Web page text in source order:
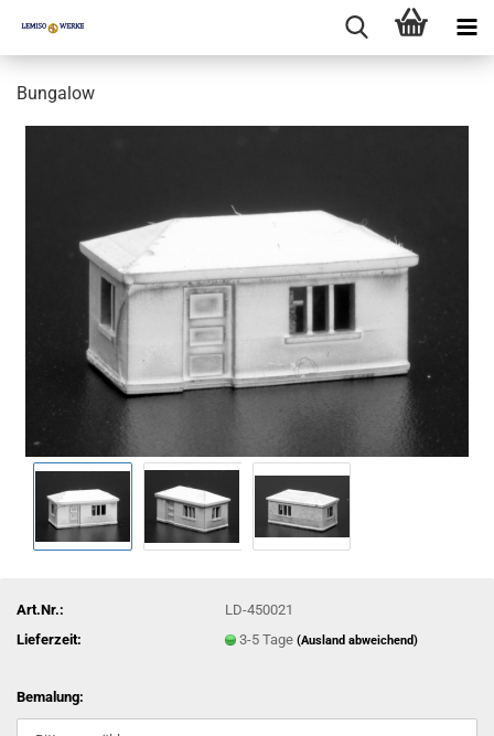
Bungalow
Art.Nr.:
LD-450021
Lieferzeit:
3-5 Tage(Ausland abweichend)
Bemalung: